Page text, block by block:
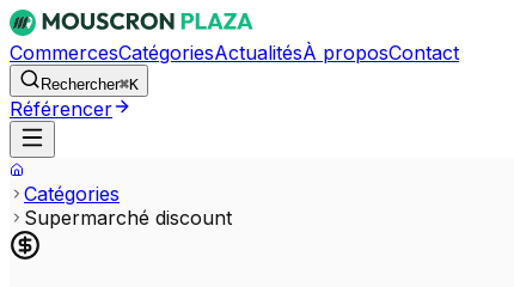
CommercesCatégoriesActualitésÀ proposContact
Rechercher⌘K
Référencer
Catégories
Supermarché discount